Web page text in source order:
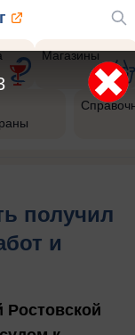
Магазины
получил
и
Ростовской